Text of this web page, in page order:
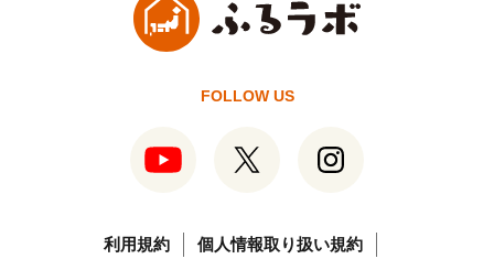
FOLLOW US
利用規約 個人情報取り扱い規約